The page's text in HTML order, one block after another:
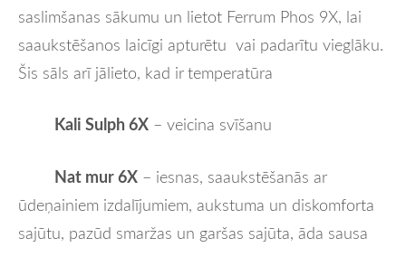
saslimšanas sākumu un lietot Ferrum Phos 9X, lai
saaukstēšanos laicīgi apturētu vai padarītu vieglāku.
Šis sāls arī jālieto, kad irtemperatūra
Kali Sulph 6X – veicina svīšanu
Nat mur 6X – iesnas, saaukstēšanās ar
ūdeņainiem izdalījumiem, aukstuma un diskomforta
sajūtu, pazūd smaržas un garšas sajūta, āda sausa